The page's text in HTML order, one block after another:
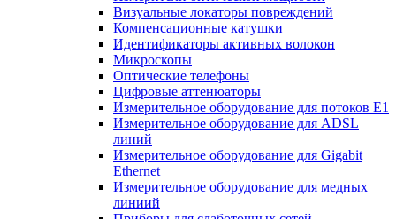
Визуальные локаторы повреждений
Компенсационные катушки
Идентификаторы активных волокон
Микроскопы
Оптические телефоны
Цифровые аттенюаторы
Измерительное оборудование для потоков Е1
Измерительное оборудование для ADSL
линий
Измерительное оборудование для Gigabit
Ethernet
Измерительное оборудование для медных
линиий